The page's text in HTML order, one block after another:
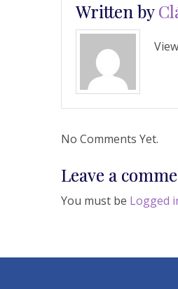
Written by
No Comments Yet.
Leave a
You must be Logged